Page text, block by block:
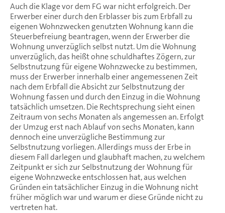
Auch die Klage vor dem FG war nicht erfolgreich. Der
Erwerber einer durch den Erblasser bis zum Erbfall zu
eigenen Wohnzwecken genutzten Wohnung kann die
Steuerbefreiung beantragen, wenn der Erwerber die
Wohnung unverzüglich selbst nutzt. Um die Wohnung
unverzüglich, das heißt ohne schuldhaftes Zögern, zur
Selbstnutzung für eigene Wohnzwecke zu bestimmen,
muss der Erwerber innerhalb einer angemessenen Zeit
nach dem Erbfall die Absicht zur Selbstnutzung der
Wohnung fassen und durch den Einzug in die Wohnung
tatsächlich umsetzen. Die Rechtsprechung sieht einen
Zeitraum von sechs Monaten als angemessen an. Erfolgt
der Umzug erst nach Ablauf von sechs Monaten, kann
dennoch eine unverzügliche Bestimmung zur
Selbstnutzung vorliegen. Allerdings muss der Erbe in
diesem Fall darlegen und glaubhaft machen, zu welchem
Zeitpunkt er sich zur Selbstnutzung der Wohnung für
eigene Wohnzwecke entschlossen hat, aus welchen
Gründen ein tatsächlicher Einzug in die Wohnung nicht
früher möglich war und warum er diese Gründe nicht zu
vertreten hat.